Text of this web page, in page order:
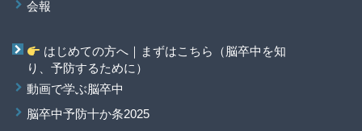
会報
はじめての方へ｜まずはこちら（脳卒中を知
り、予防するために）
動画で学ぶ脳卒中
脳卒中予防十か条2025